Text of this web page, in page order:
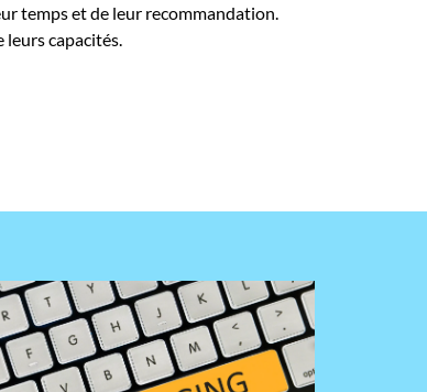
temps et de leur recommandation.
leurs capacités.